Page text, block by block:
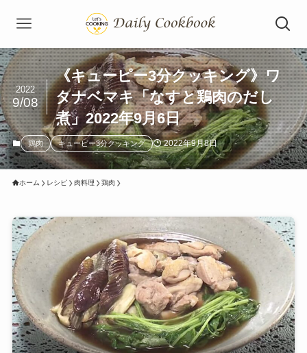
《キューピー3分クッキング》ワ
タナベマキ「なすと鶏肉のだし
煮」2022年9月6日
2022
9/08
鶏肉 キューピー3分クッキング 2022年9月8日
ホーム レシピ 肉料理 鶏肉